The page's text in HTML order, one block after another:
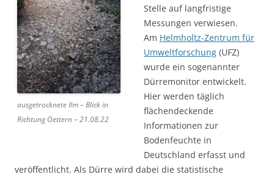
ausgetrocknete Ilm – Blick in
Richtung Oettern – 21.08.22
Stelle auf langfristige
Messungen verwiesen.
Am Helmholtz-Zentrum für
Umweltforschung (UFZ)
wurde ein sogenannter
Dürremonitor entwickelt.
Hier werden täglich
flächendeckende
Informationen zur
Bodenfeuchte in
Deutschland erfasst und
veröffentlicht. Als Dürre wird dabei die statistische